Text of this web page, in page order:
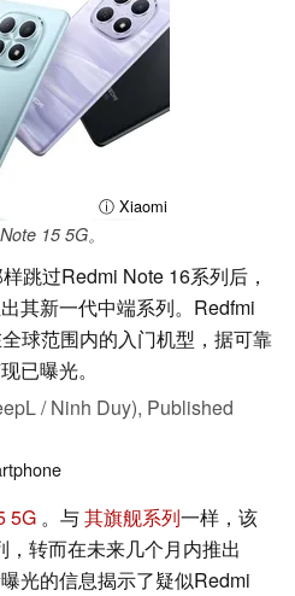
ⓘ Xiaomi
15 5G。
跳过Redmi Note 16系列后，
其新一代中端系列。Redfmi
球范围内的入门机型，据可靠
已曝光。
/ Ninh Duy), Published
5G 。与其旗舰系列一样，该
转而在未来几个月内推出
光的信息揭示了疑似Redmi